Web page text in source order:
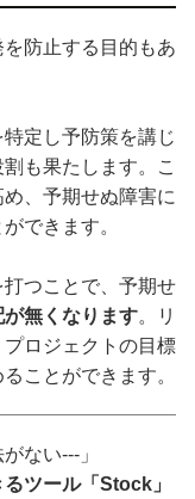
防止する目的もあ
定し予防策を講じ
も果たします。こ
、予期せぬ障害に
できます。
つことで、予期せ
無くなります。リ
ロジェクトの目標
ことができます。
ない---」
ツール「Stock」